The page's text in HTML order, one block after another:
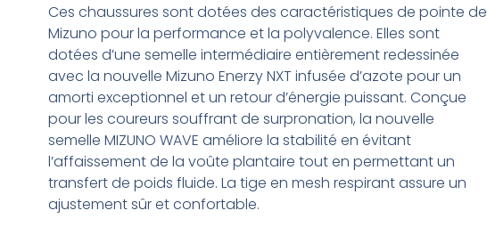
Ces chaussures sont dotées des caractéristiques de pointe de
Mizuno pour la performance et la polyvalence. Elles sont
dotées d’une semelle intermédiaire entièrement redessinée
avec la nouvelle Mizuno Enerzy NXT infusée d’azote pour un
amorti exceptionnel et un retour d’énergie puissant. Conçue
pour les coureurs souffrant de surpronation, la nouvelle
semelle MIZUNO WAVE améliore la stabilité en évitant
l’affaissement de la voûte plantaire tout en permettant un
transfert de poids fluide. La tige en mesh respirant assure un
ajustement sûr et confortable.